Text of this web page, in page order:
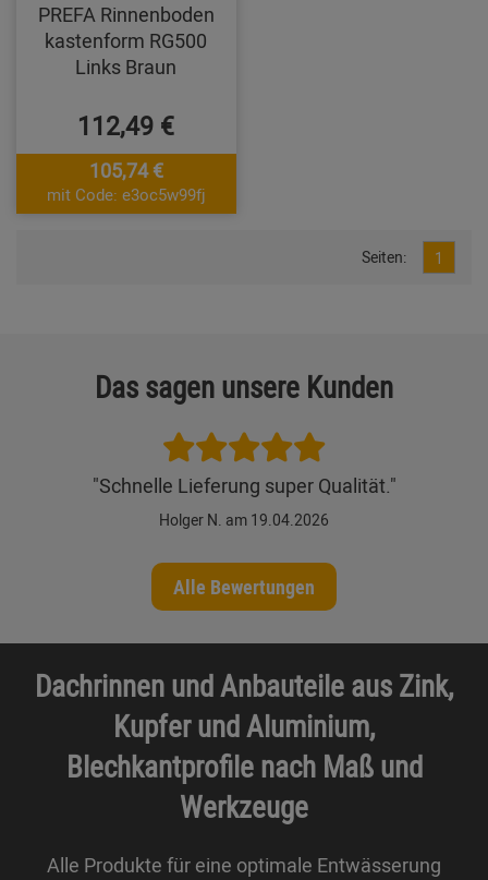
PREFA Rinnenboden
kastenform RG500
Links Braun
112,49 €
105,74 €
mit Code: e3oc5w99fj
Seiten: 1
Das sagen unsere Kunden
"Schnelle Lieferung super Qualität."
Holger N. am 19.04.2026
Alle Bewertungen
Dachrinnen und Anbauteile aus Zink,
Kupfer und Aluminium,
Blechkantprofile nach Maß und
Werkzeuge
Alle Produkte für eine optimale Entwässerung